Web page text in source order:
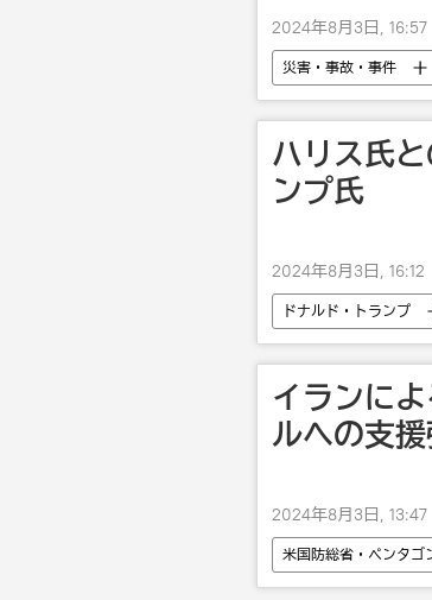
2024年8月3日, 16:57
災害・事故・事件
ハリス氏
ンプ氏
2024年8月3日, 16:12
ドナルド・トランプ
イランに
ルへの支
2024年8月3日, 13:47
米国防総省・ペンタゴ
国際